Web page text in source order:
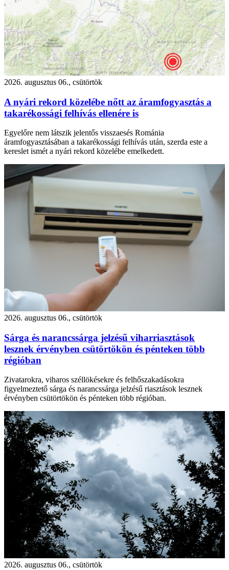
2026. augusztus 06., csütörtök
A nyári rekord közelébe nőtt az áramfogyasztás a
takarékossági felhívás ellenére is
Egyelőre nem látszik jelentős visszaesés Románia
áramfogyasztásában a takarékossági felhívás után, szerda este a
kereslet ismét a nyári rekord közelébe emelkedett.
2026. augusztus 06., csütörtök
Sárga és narancssárga jelzésű viharriasztások
lesznek érvényben csütörtökön és pénteken több
régióban
Zivatarokra, viharos széllökésekre és felhőszakadásokra
figyelmeztető sárga és narancssárga jelzésű riasztások lesznek
érvényben csütörtökön és pénteken több régióban.
2026. augusztus 06., csütörtök